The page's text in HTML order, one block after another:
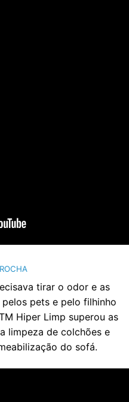
tirar o odor e as
pets e pelo filhinho
Hiper Limp superou as
limpeza de colchões e
do sofá.